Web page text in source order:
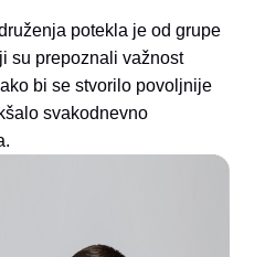
potekla je od grupe
su prepoznali važnost
bi se stvorilo povoljnije
svakodnevno